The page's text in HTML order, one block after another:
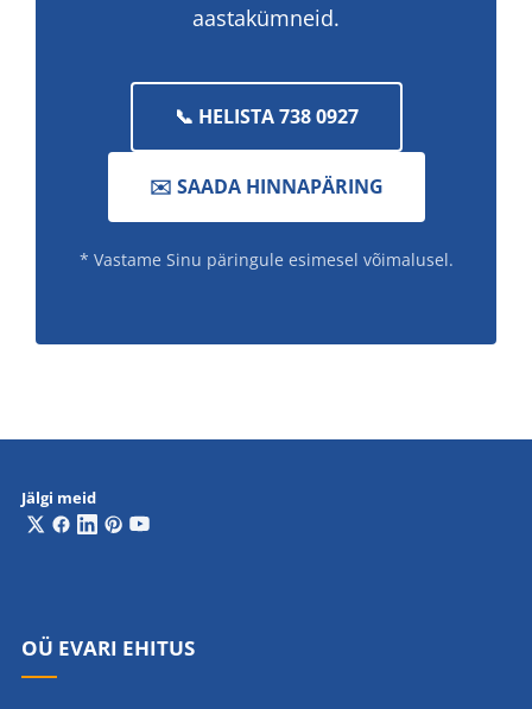
aastakümneid.
📞 HELISTA 738 0927
✉️ SAADA HINNAPÄRING
* Vastame Sinu päringule esimesel võimalusel.
Jälgi meid
OÜ EVARI EHITUS